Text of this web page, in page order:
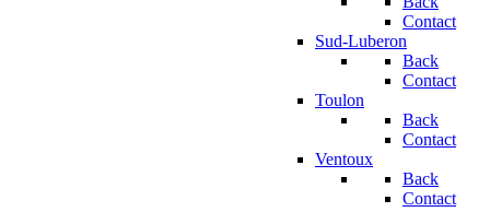
Contact
Sud-Luberon
Back
Contact
Toulon
Back
Contact
Ventoux
Back
Contact